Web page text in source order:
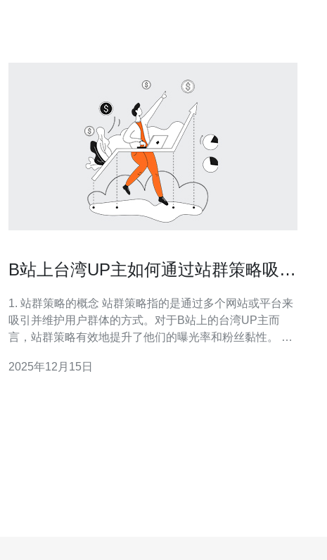
B站上台湾UP主如何通过站群策略吸引
1. 站群策略的概念 站群策略指的是通过多个网站或平台来
吸引并维护用户群体的方式。对于B站上的台湾UP主而
言，站群策略有效地提升了他们的曝光率和粉丝黏性。 这
引导用户在不同的平台之间流动，从而增加内容的覆盖
2025年12月15日